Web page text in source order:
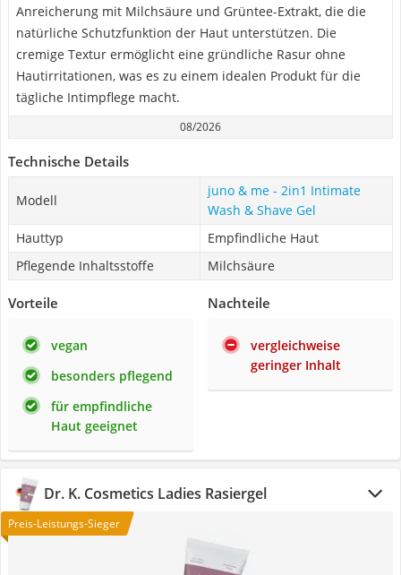
Anreicherung mit Milchsäure und Grüntee-Extrakt, die die
natürliche Schutzfunktion der Haut unterstützen. Die
cremige Textur ermöglicht eine gründliche Rasur ohne
Hautirritationen, was es zu einem idealen Produkt für die
tägliche Intimpflege macht.
08/2026
Technische Details
Modell
juno & me - 2in1 Intimate
Wash & Shave Gel
Hauttyp
Empfindliche Haut
Pflegende Inhaltsstoffe
Milchsäure
Vorteile
vegan
besonders pflegend
für empfindliche
Haut geeignet
Nachteile
vergleichweise
geringer Inhalt
Dr. K. Cosmetics Ladies Rasiergel
Preis-Leistungs-Sieger